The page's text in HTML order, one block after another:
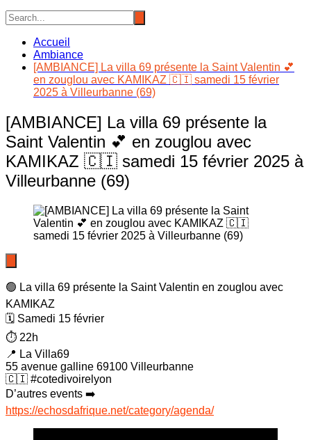
Accueil
Ambiance
[AMBIANCE] La villa 69 présente la Saint Valentin 💕
en zouglou avec KAMIKAZ 🇨🇮 samedi 15 février
2025 à Villeurbanne (69)
[AMBIANCE] La villa 69 présente la
Saint Valentin 💕 en zouglou avec
KAMIKAZ 🇨🇮 samedi 15 février 2025 à
Villeurbanne (69)
🟢 La villa 69 présente la Saint Valentin en zouglou avec
KAMIKAZ
🗓️ Samedi 15 février
⏱️ 22h
📍 La Villa69
55 avenue galline 69100 Villeurbanne
🇨🇮 #cotedivoirelyon
D’autres events ➡️
https://echosdafrique.net/category/agenda/